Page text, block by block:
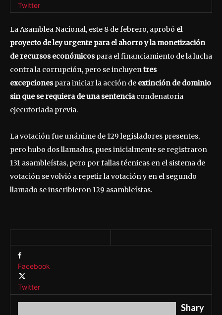
Twitter
La Asamblea Nacional, este 8 de febrero, aprobó el
proyecto de ley urgente para el ahorro y la monetización
de recursos económicospara el financiamiento de la lucha
contra la corrupción, pero se incluyentres
excepcionespara iniciar la acción de extinción de dominio
sin que se requiera de una sentenciacondenatoria
ejecutoriada previa.
La votación fue unánime de 129 legisladores presentes,
pero hubo dos llamados, pues inicialmente se registraron
131 asambleístas, pero por fallas técnicas en el sistema de
votación se volvió a repetir la votación y en el segundo
llamado se inscribieron 129 asambleístas.
Facebook
Twitter
Shary